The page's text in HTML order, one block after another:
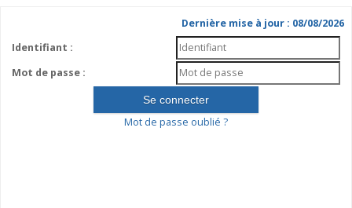
Dernière mise à jour : 08/08/2026
Identifiant :
Mot de passe :
Mot de passe oublié ?